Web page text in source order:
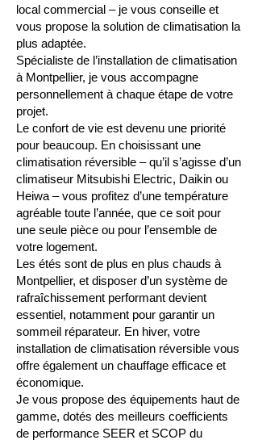
local commercial – je vous conseille et
vous propose la solution de climatisation la
plus adaptée.
Spécialiste de l’installation de climatisation
à Montpellier, je vous accompagne
personnellement à chaque étape de votre
projet.
Le confort de vie est devenu une priorité
pour beaucoup. En choisissant une
climatisation réversible – qu’il s’agisse d’un
climatiseur Mitsubishi Electric, Daikin ou
Heiwa – vous profitez d’une température
agréable toute l’année, que ce soit pour
une seule pièce ou pour l’ensemble de
votre logement.
Les étés sont de plus en plus chauds à
Montpellier, et disposer d’un système de
rafraîchissement performant devient
essentiel, notamment pour garantir un
sommeil réparateur. En hiver, votre
installation de climatisation réversible vous
offre également un chauffage efficace et
économique.
Je vous propose des équipements haut de
gamme, dotés des meilleurs coefficients
de performance SEER et SCOP du